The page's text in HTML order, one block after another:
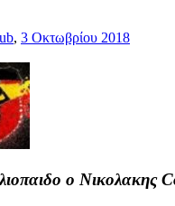
, 3 Οκτωβρίου 2018
ο Νικολακης